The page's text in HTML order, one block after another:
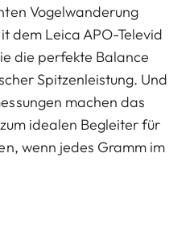
Vogelwanderung
dem Leica APO-Televid
die perfekte Balance
Spitzenleistung. Und
machen das
idealen Begleiter für
wenn jedes Gramm im